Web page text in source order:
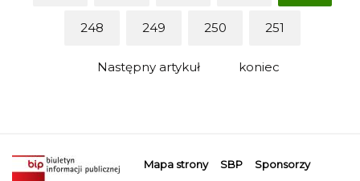
248 249 250 251
Następny artykuł koniec
Mapa strony SBP Sponsorzy